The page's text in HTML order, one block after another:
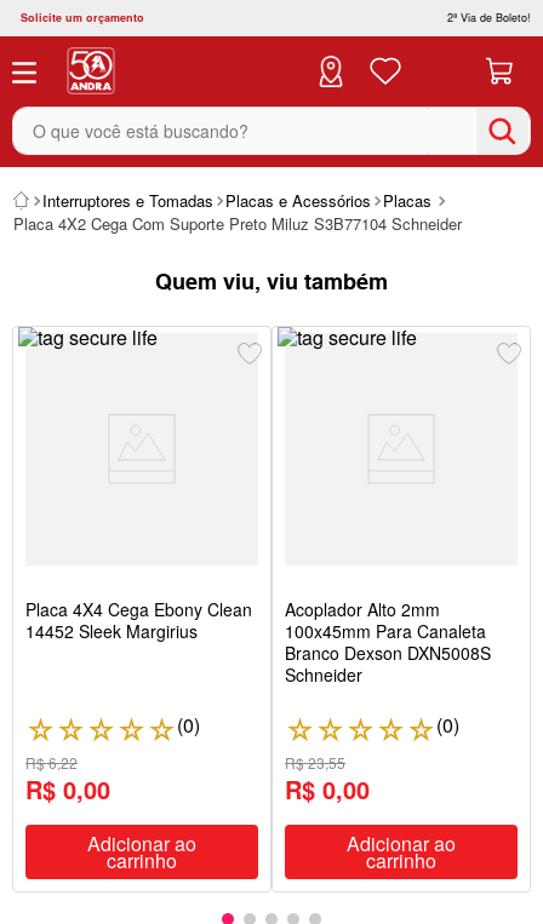
Solicite um orçamento 2ª Via de Boleto!
O que você está buscando?
Interruptores e Tomadas Placas e Acessórios
Placas
Placa 4X2 Cega Com Suporte Preto Miluz S3B77104 Schneider
Quem viu, viu também
Placa 4X4 Cega Ebony Clean
14452 Sleek Margirius
☆☆☆☆☆(0)
R$ 6,22
R$ 0,00
Adicionar ao
carrinho
Acoplador Alto 2mm
100x45mm Para Canaleta
Branco Dexson DXN5008S
Schneider
☆☆☆☆☆(0)
R$ 23,55
R$ 0,00
Adicionar ao
carrinho